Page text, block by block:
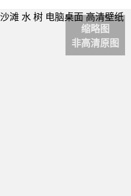
缩略图
非高清原图